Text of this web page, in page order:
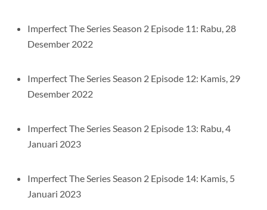
Imperfect The Series Season 2 Episode 11: Rabu, 28
Desember 2022
Imperfect The Series Season 2 Episode 12: Kamis, 29
Desember 2022
Imperfect The Series Season 2 Episode 13: Rabu, 4
Januari 2023
Imperfect The Series Season 2 Episode 14: Kamis, 5
Januari 2023